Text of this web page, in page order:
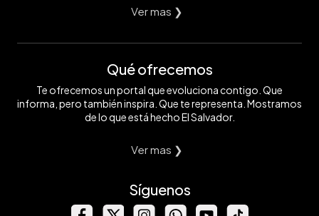
Ver mas ❯
Qué ofrecemos
Te ofrecemos un portal que evoluciona contigo. Que
informa, pero también inspira. Que te representa. Mostramos
de lo que está hecho El Salvador.
Ver mas ❯
Síguenos